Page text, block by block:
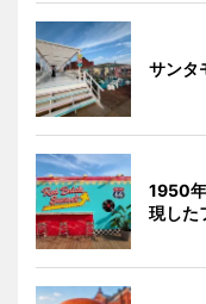
サンタ
1950
現した